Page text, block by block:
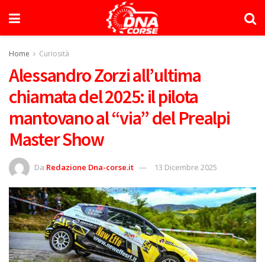
Home Curiosità
Alessandro Zorzi all’ultima
chiamata del 2025: il pilota
mantovano al “via” del Prealpi
Master Show
Da Redazione Dna-corse.it 13 Dicembre 2025